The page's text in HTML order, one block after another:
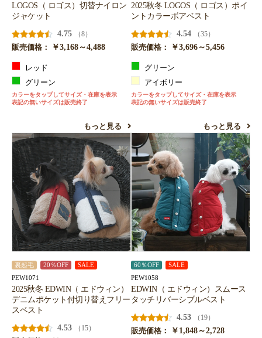
LOGOS（ ロゴス）切替ナイロン
ジャケット
4.75
（8）
販売価格：
￥3,168～4,488
レッド
グリーン
カラーをタップしてサイズ・在庫を表示
表記の無いサイズは販売終了
もっと見る
2025秋冬 LOGOS（ ロゴス）ポイ
ントカラーボアベスト
4.54
（35）
販売価格：
￥3,696～5,456
グリーン
アイボリー
カラーをタップしてサイズ・在庫を表示
表記の無いサイズは販売終了
もっと見る
裏起毛 20％OFF SALE
PEW1071
2025秋冬 EDWIN（ エドウィン）
デニムポケット付切り替えフリー
スベスト
4.53
（15）
60％OFF SALE
PEW1058
EDWIN（ エドウィン）スムース
タッチリバーシブルベスト
4.53
（19）
販売価格：
￥1,848～2,728